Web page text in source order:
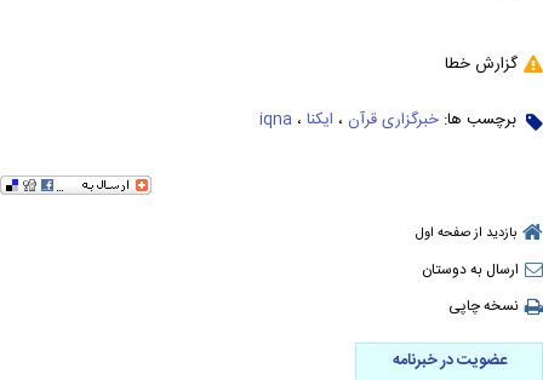
گزارش خطا
برچسب ها: خبرگزاری قرآن ، ایکنا ، iqna
بازدید از صفحه اول
ارسال به دوستان
نسخه چاپی
عضویت در خبرنامه